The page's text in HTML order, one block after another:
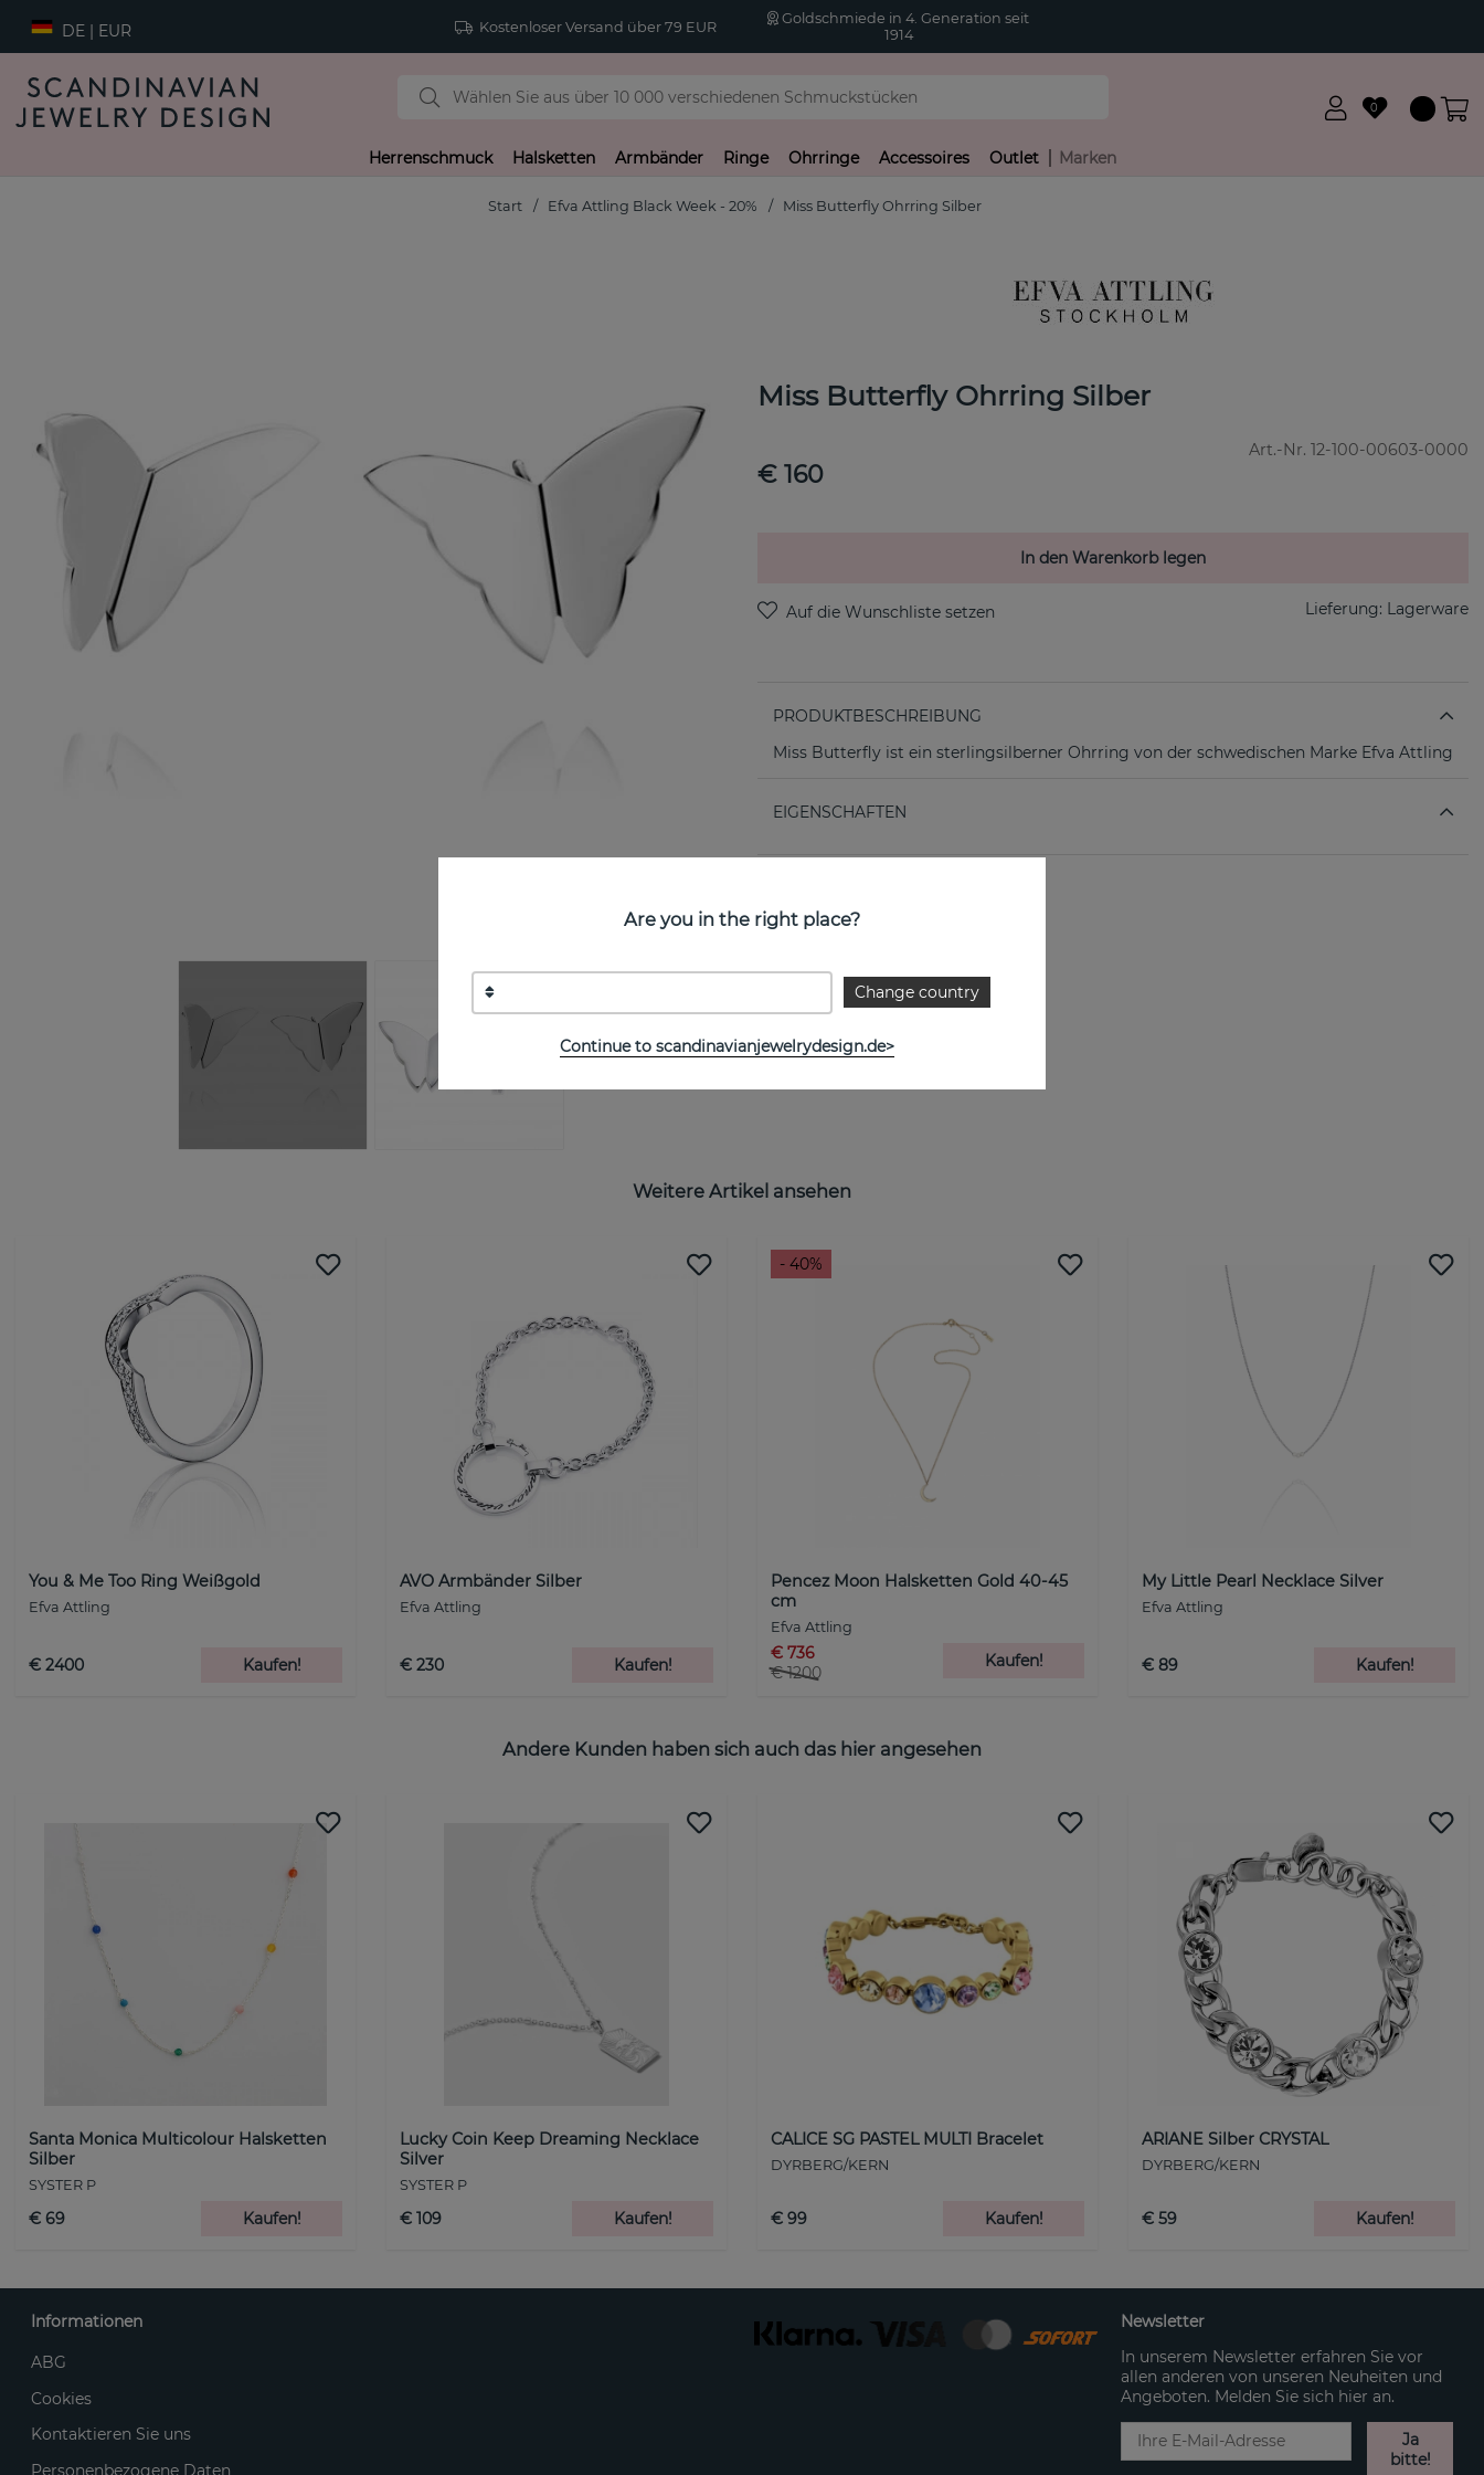
DE | EUR Kostenloser Versand über 79 EUR
Goldschmiede in 4. Generation seit
1914
0
Herrenschmuck Halsketten Armbänder Ringe Ohrringe Accessoires Outlet Marken
Start Efva Attling Black Week - 20% Miss Butterfly Ohrring Silber
Miss Butterfly Ohrring Silber
Art.-Nr. 12-100-00603-0000
€ 160
In den Warenkorb legen
Lieferung: Lagerware
PRODUKTBESCHREIBUNG
Miss Butterfly ist ein sterlingsilberner Ohrring von der schwedischen Marke Efva Attling
EIGENSCHAFTEN
Weitere Artikel ansehen
You & Me Too Ring Weißgold
Efva Attling
€ 2400 Kaufen!
AVO Armbänder Silber
Efva Attling
€ 230 Kaufen!
- 40%
Pencez Moon Halsketten Gold 40-45
cm
Efva Attling
€ 736
€ 1200
Kaufen!
My Little Pearl Necklace Silver
Efva Attling
€ 89 Kaufen!
Andere Kunden haben sich auch das hier angesehen
Santa Monica Multicolour Halsketten
Silber
SYSTER P
€ 69 Kaufen!
Lucky Coin Keep Dreaming Necklace
Silver
SYSTER P
€ 109 Kaufen!
CALICE SG PASTEL MULTI Bracelet
DYRBERG/KERN
€ 99 Kaufen!
ARIANE Silber CRYSTAL
DYRBERG/KERN
€ 59 Kaufen!
Are you in the right place?
Change country
Continue to scandinavianjewelrydesign.de>
Informationen
ABG
Cookies
Kontaktieren Sie uns
Personenbezogene Daten
Newsletter
In unserem Newsletter erfahren Sie vor
allen anderen von unseren Neuheiten und
Angeboten. Melden Sie sich hier an.
Ja
bitte!